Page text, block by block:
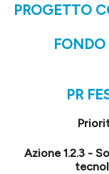
PROGETTO
FONDO
PR
Azione 1.2.3 -